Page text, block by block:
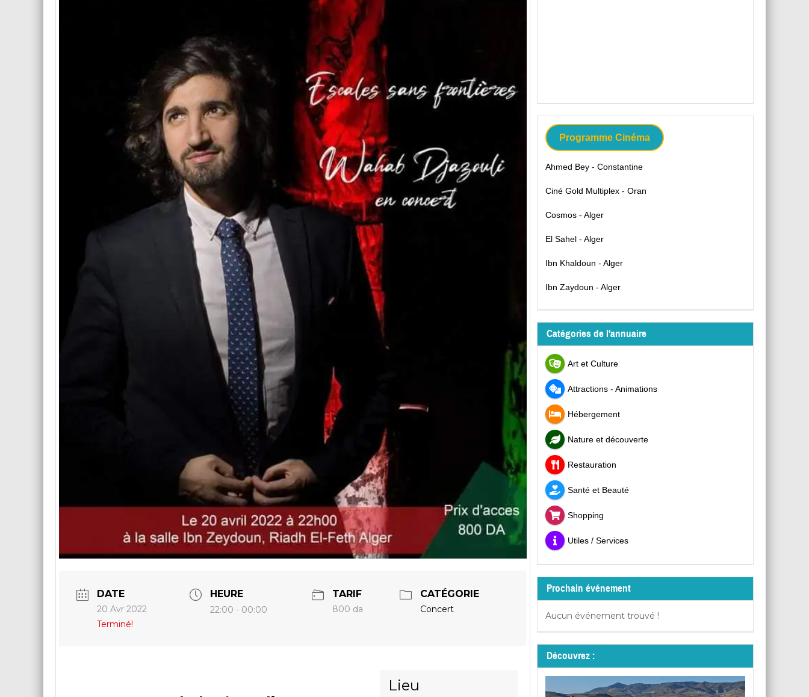
DATE
20 Avr 2022
Terminé!
HEURE
22:00 - 00:00
TARIF
800 da
CATÉGORIE
Concert
Lieu
Programme Cinéma
Ahmed Bey - Constantine
Ciné Gold Multiplex - Oran
Cosmos - Alger
El Sahel - Alger
Ibn Khaldoun - Alger
Ibn Zaydoun - Alger
Catégories de l'annuaire
Art et Culture
Attractions - Animations
Hébergement
Nature et découverte
Restauration
Santé et Beauté
Shopping
Utiles / Services
Prochain événement
Aucun événement trouvé !
Découvrez :